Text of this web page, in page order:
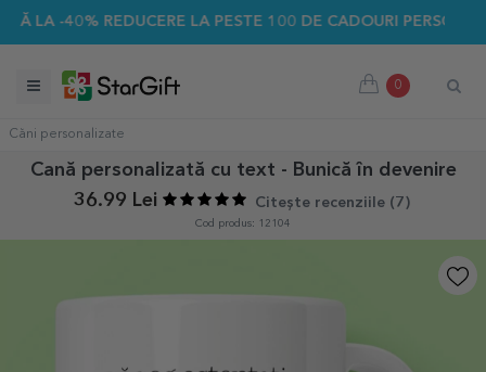
-40% REDUCERE LA PESTE 100 DE CADOURI
0
Căni personalizate
Cană personalizată cu text - Bunică în devenire
36.99 Lei
Citește recenziile ( 7 )
Cod produs: 12104